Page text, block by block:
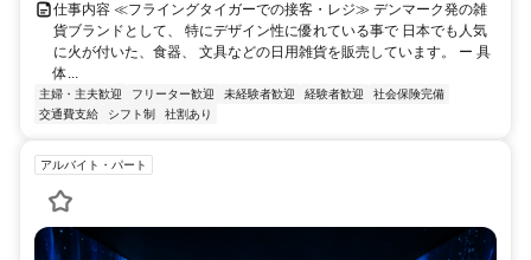
仕事内容 ≪フライングタイガーでの接客・レジ≫ デンマーク発の雑
貨ブランドとして、 特にデザイン性に優れている事で 日本でも人気
に火が付いた、食器、 文具などの日用雑貨を販売しています。 ー 具
体...
主婦・主夫歓迎 フリーター歓迎 未経験者歓迎 経験者歓迎
社会保険完備
交通費支給
シフト制 社割あり
アルバイト・パート